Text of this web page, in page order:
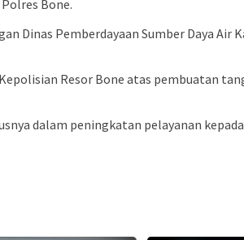
Bone.
Dinas Pemberdayaan Sumber Daya
Resor Bone atas pembuatan
dalam peningkatan pelayanan